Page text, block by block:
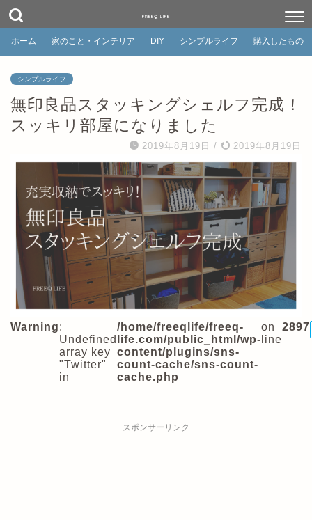
FREEQ LIFE
ホーム 家のこと・インテリア DIY シンプルライフ 購入したもの
シンプルライフ
無印良品スタッキングシェルフ完成！
スッキリ部屋になりました
2019年8月19日 / 2019年8月19日
Warning:
Undefined
array key
"Twitter"
in
/home/freeqlife/freeq-
life.com/public_html/wp-
content/plugins/sns-
count-cache/sns-count-
cache.php
on
line
2897
スポンサーリンク